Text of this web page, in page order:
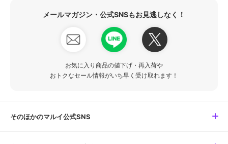
メールマガジン・公式SNSもお見逃しなく！
お気に入り商品の値下げ・再入荷や
おトクなセール情報がいち早く受け取れます！
そのほかのマルイ公式SNS